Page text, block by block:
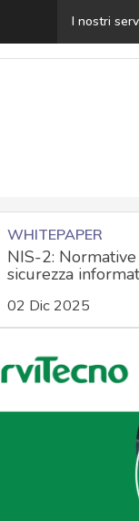
I nostri
scadenze
WHITEPAPER
NIS-2:
sicurezza
02 Dic 2025